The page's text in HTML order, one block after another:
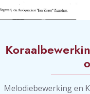
Melodiebewerking en